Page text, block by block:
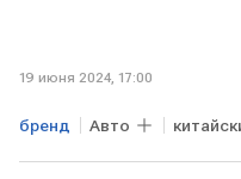
19 июня 2024, 17:00
бренд Авто
РОССИЯ